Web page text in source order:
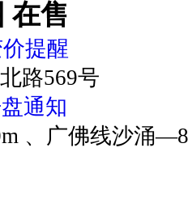
在售
提醒
路569号
通知
、广佛线沙涌